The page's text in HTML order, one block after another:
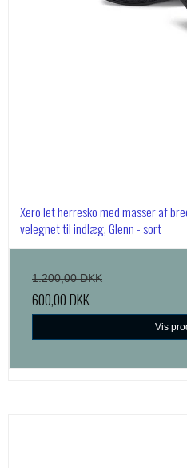
Xero let herresko med masser af
velegnet til indlæg, Glenn - sort
1.200,00 DKK
600,00 DKK
Vis